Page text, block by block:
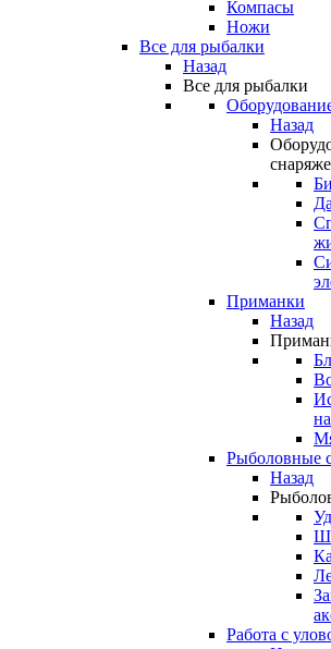
Компасы
Ножи
Все для рыбалки
Назад
Все для рыбалки
Назад
Приманки
Назад
Рыболовные
Назад
Работа с